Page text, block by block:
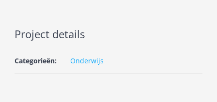
Project details
Categorieën: Onderwijs